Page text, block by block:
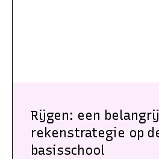
Rijgen: een
rekenstrategie op
basisschool